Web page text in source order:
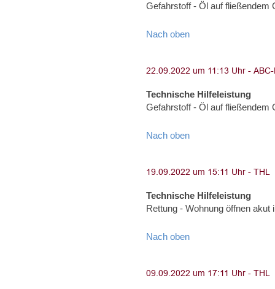
Gefahrstoff - Öl auf fließendem
Nach oben
Technische Hilfeleistung
Gefahrstoff - Öl auf
Nach oben
Technische Hilfeleistung
Rettung - Wohnung öffnen
Nach oben